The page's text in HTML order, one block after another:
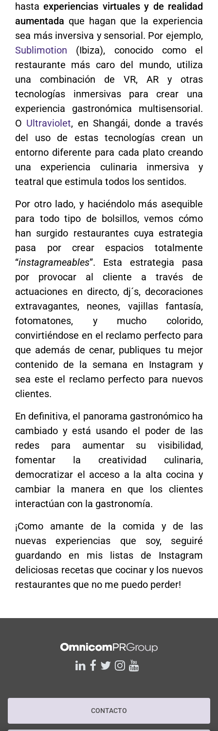
hastaexperiencias virtuales y de realidad
aumentada que hagan que la experiencia
sea más inversiva y sensorial. Por ejemplo,
Sublimotion (Ibiza), conocido como el
restaurante más caro del mundo, utiliza
una combinación de VR, AR y otras
tecnologías inmersivas para crear una
experiencia gastronómica multisensorial.
O Ultraviolet, en Shangái, donde a través
del uso de estas tecnologías crean un
entorno diferente para cada plato creando
una experiencia culinaria inmersiva y
teatral que estimula todos los sentidos.
Por otro lado, y haciéndolo más asequible
para todo tipo de bolsillos, vemos cómo
han surgido restaurantes cuya estrategia
pasa por crear espacios totalmente
“instagrameables”. Esta estrategia pasa
por provocar al cliente a través de
actuaciones en directo, dj´s, decoraciones
extravagantes, neones, vajillas fantasía,
fotomatones, y mucho colorido,
convirtiéndose en el reclamo perfecto para
que además de cenar, publiques tu mejor
contenido de la semana en Instagram y
sea este el reclamo perfecto para nuevos
clientes.
En definitiva, el panorama gastronómico ha
cambiado y está usando el poder de las
redes para aumentar su visibilidad,
fomentar la creatividad culinaria,
democratizar el acceso a la alta cocina y
cambiar la manera en que los clientes
interactúan con la gastronomía.
¡Como amante de la comida y de las
nuevas experiencias que soy, seguiré
guardando en mis listas de Instagram
deliciosas recetas que cocinar y los nuevos
restaurantes que no me puedo perder!
linkedin
facebook
twitterinstagram
youtube
CONTACTO